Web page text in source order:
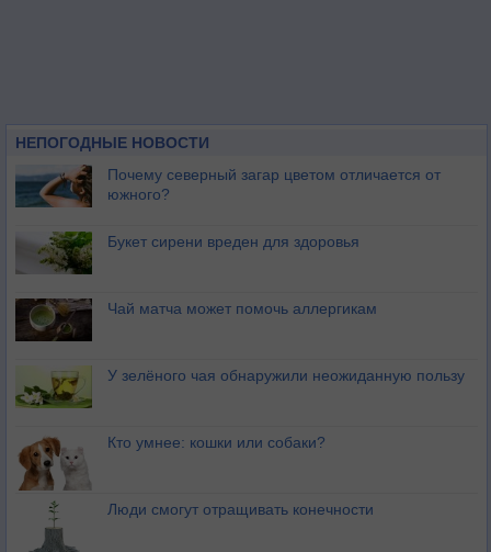
НЕПОГОДНЫЕ НОВОСТИ
Почему северный загар цветом отличается от
южного?
Букет сирени вреден для здоровья
Чай матча может помочь аллергикам
У зелёного чая обнаружили неожиданную пользу
Кто умнее: кошки или собаки?
Люди смогут отращивать конечности